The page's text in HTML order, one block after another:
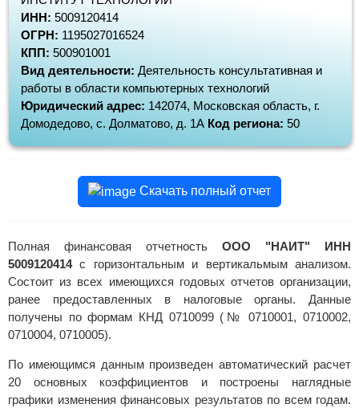
ИНН: 5009120414
ОГРН: 1195027016524
КПП: 500901001
Вид деятельности: Деятельность консультативная и
работы в области компьютерных технологий
Юридический адрес: 142074, Московская область, г.
Домодедово, с. Долматово, д. 1А Код региона: 50
Скачать полный отчет
Полная финансовая отчетность ООО "НАИТ" ИНН
5009120414с горизонтальным и вертикальмым анализом.
Состоит из всех имеющихся годовых отчетов организации,
ранее предоставленных в налоговые органы. Данные
получены по формам КНД 0710099 (№ 0710001, 0710002,
0710004, 0710005).
По имеющимся данным произведен автоматический расчет
20 основных коэффициентов и построены наглядные
графики изменения финансовых результатов по всем годам.